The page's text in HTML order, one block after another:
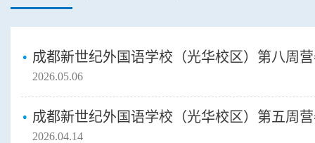
成都新世纪外国语学校（光华校区）第八周
2026.05.06
成都新世纪外国语学校（光华校区）第五周
2026.04.14